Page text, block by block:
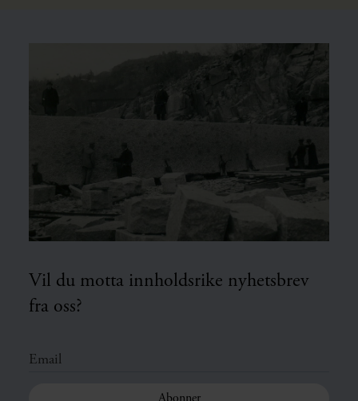
Vil du motta innholdsrike nyhetsbrev
fra oss?